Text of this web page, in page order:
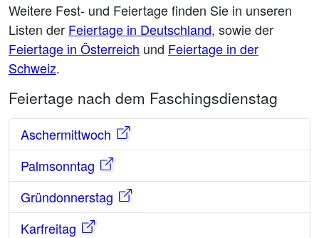
Weitere Fest- und Feiertage finden Sie in unseren
Listen der Feiertage in Deutschland, sowie der
Feiertage in Österreich und Feiertage in der
Schweiz.
Feiertage nach dem Faschingsdienstag
Aschermittwoch
Palmsonntag
Gründonnerstag
Karfreitag